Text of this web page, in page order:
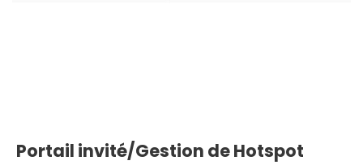
Portail invité/Gestion de Hotspot